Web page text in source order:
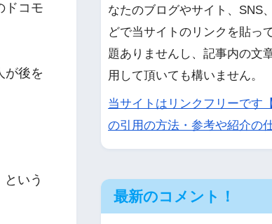
ドコモ
が後を
いう
なたのブログやサイト、SNS
どで当サイトのリンクを貼っ
題ありませんし、記事内の文
用して頂いても構いません。
当サイトはリンクフリーです
の引用の方法・参考や紹介の仕
最新のコメント！